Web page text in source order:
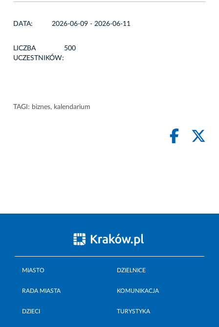
DATA: 2026-06-09 - 2026-06-11
LICZBA
UCZESTNIKÓW:
500
TAGI: biznes, kalendarium
MIASTO DZIELNICE
RADA MIASTA KOMUNIKACJA
DZIECI TURYSTYKA